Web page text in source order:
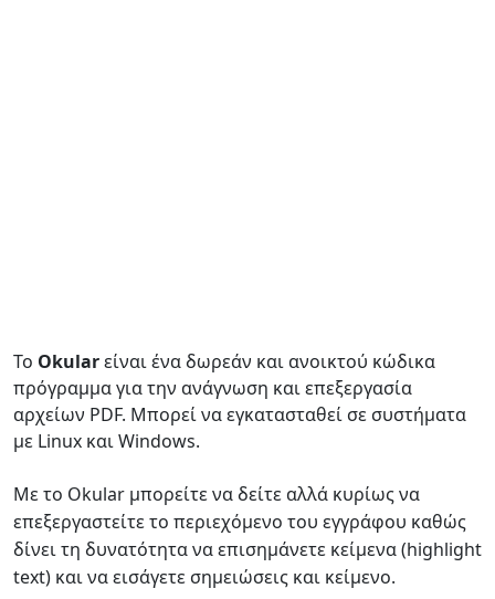
Το Okularείναι ένα δωρεάν και ανοικτού κώδικα
πρόγραμμα για την ανάγνωση και επεξεργασία
αρχείων PDF. Μπορεί να εγκατασταθεί σε συστήματα
με Linux και Windows.
Με το Okular μπορείτε να δείτε αλλά κυρίως να
επεξεργαστείτε το περιεχόμενο του εγγράφου καθώς
δίνει τη δυνατότητα να επισημάνετε κείμενα (highlight
text) και να εισάγετε σημειώσεις και κείμενο.